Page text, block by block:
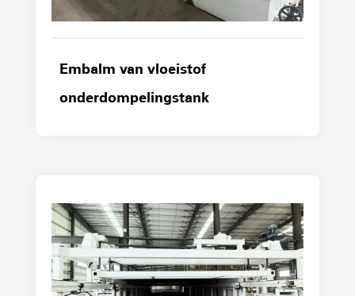
Embalm van vloeistof
onderdompelingstank